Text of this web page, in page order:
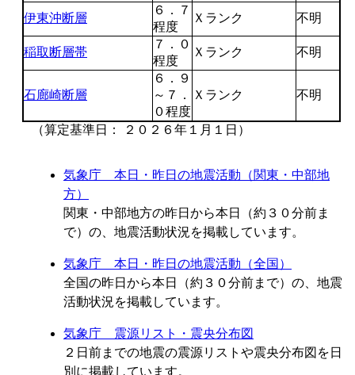
伊東沖断層
６．７
程度
Ｘランク 不明
稲取断層帯
７．０
程度
Ｘランク 不明
石廊崎断層
６．９
～７．
０程度
Ｘランク 不明
（算定基準日： ２０２６年１月１日）
気象庁 本日・昨日の地震活動（関東・中部地
方）
関東・中部地方の昨日から本日（約３０分前ま
で）の、地震活動状況を掲載しています。
気象庁 本日・昨日の地震活動（全国）
全国の昨日から本日（約３０分前まで）の、地震
活動状況を掲載しています。
気象庁 震源リスト・震央分布図
２日前までの地震の震源リストや震央分布図を日
別に掲載しています。